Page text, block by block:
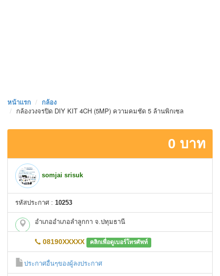
หน้าเเรก
กล้อง
กล้องวงจรปิด DIY KIT 4CH (5MP) ความคมชัด 5 ล้านพิกเซล
0 บาท
somjai srisuk
รหัสประกาศ : 10253
อำเภออำเภอลำลูกกา จ.ปทุมธานี
08190XXXXX คลิกเพื่อดูเบอร์โทรศัพท์
ประกาศอื่นๆของผู้ลงประกาศ